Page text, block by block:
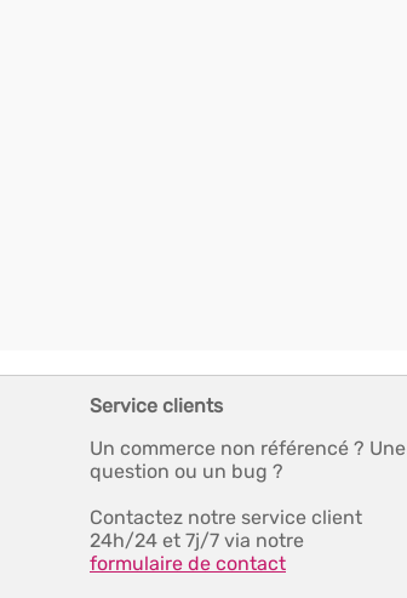
Service clients
Un commerce non référencé ? Une
question ou un bug ?
Contactez notre service client
24h/24 et 7j/7 via notre
formulaire de contact